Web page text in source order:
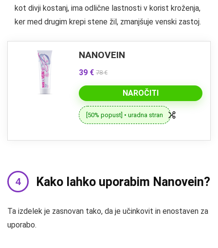
kot divji kostanj, ima odlične lastnosti v korist kroženja,
ker med drugim krepi stene žil, zmanjšuje venski zastoj.
NANOVEIN
39 € 78 €
NAROČITI
[50% popust] • uradna stran
Kako lahko uporabim Nanovein?
Ta izdelek je zasnovan tako, da je učinkovit in enostaven za
uporabo.